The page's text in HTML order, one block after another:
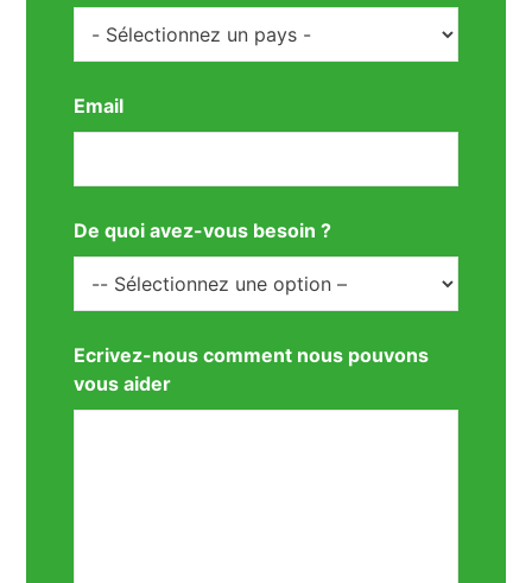
Email
De quoi avez-vous besoin ?
Ecrivez-nous comment nous pouvons
vous aider